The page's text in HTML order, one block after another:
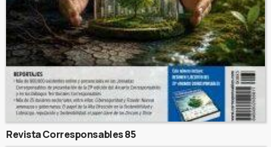
Revista Corresponsables 85